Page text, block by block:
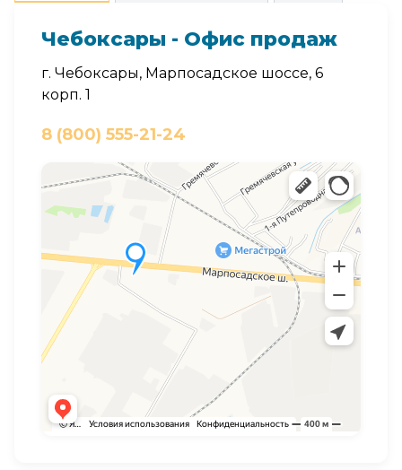
Чебоксары - Офис продаж
г. Чебоксары, Марпосадское шоссе, 6
корп. 1
8 (800) 555-21-24